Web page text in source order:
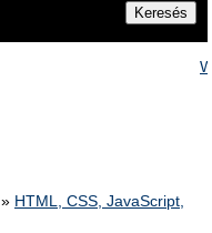
» HTML, CSS, JavaScript,